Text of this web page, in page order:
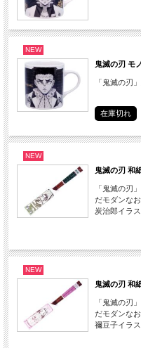
NEW
鬼滅の刃 モ
「鬼滅の刃
在庫切れ
NEW
鬼滅の刃 和
「鬼滅の刃
だモダンなお
炭治郎イラ
NEW
鬼滅の刃 和
「鬼滅の刃
だモダンなお
禰豆子イラ